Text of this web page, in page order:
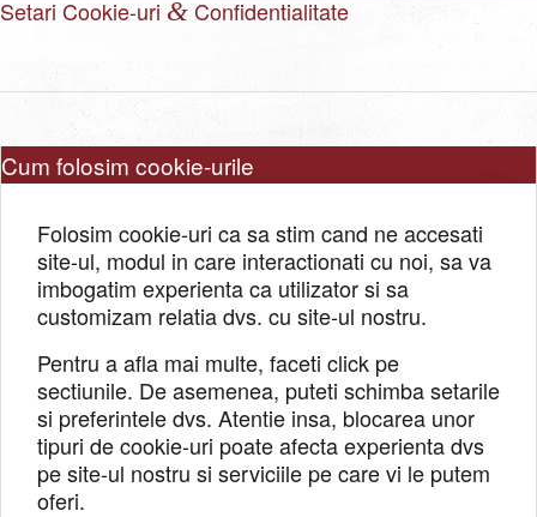
Setari Cookie-uri & Confidentialitate
Cum folosim cookie-urile
Folosim cookie-uri ca sa stim cand ne accesati
site-ul, modul in care interactionati cu noi, sa va
imbogatim experienta ca utilizator si sa
customizam relatia dvs. cu site-ul nostru.
Pentru a afla mai multe, faceti click pe
sectiunile. De asemenea, puteti schimba setarile
si preferintele dvs. Atentie insa, blocarea unor
tipuri de cookie-uri poate afecta experienta dvs
pe site-ul nostru si serviciile pe care vi le putem
oferi.